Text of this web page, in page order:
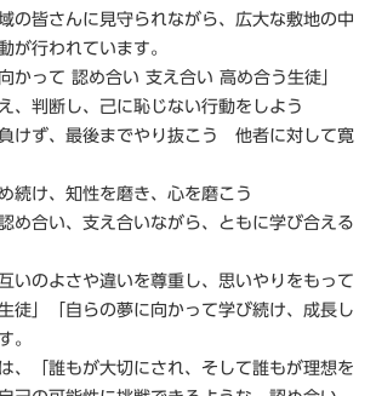
の皆さんに見守られながら、広大な敷地の中
が行われています。
かって 認め合い 支え合い 高め合う生徒」
、判断し、己に恥じない行動をしよう
負けず、最後までやり抜こう 他者に対して寛
続け、知性を磨き、心を磨こう
め合い、支え合いながら、ともに学び合える
いのよさや違いを尊重し、思いやりをもって
徒」「自らの夢に向かって学び続け、成長し
。
、「誰もが大切にされ、そして誰もが理想を